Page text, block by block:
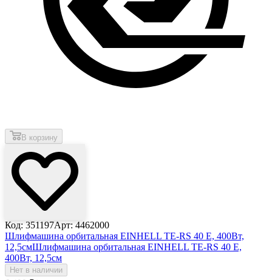
В корзину
Код: 351197Арт: 4462000
Шлифмашина орбитальная EINHELL TE-RS 40 E, 400Вт,
12,5смШлифмашина орбитальная EINHELL TE-RS 40 E,
400Вт, 12,5см
Нет в наличии